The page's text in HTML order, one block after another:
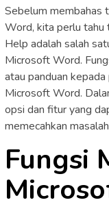
Sebelum membahas
Word, kita perlu tahu
Help adalah salah
Microsoft Word.
atau panduan
Microsoft Word.
opsi dan fitur yang
memecahkan
Fungsi